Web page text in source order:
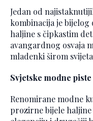
Jedan od
kombinacija je
haljine s čipkastim
avangardnog osvaja
mladenki širom
Svjetske modne
Renomirane modne
prozirne bijele haljine